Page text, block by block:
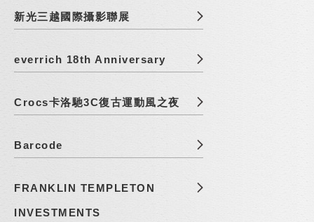
新光三越國際攝影聯展
everrich 18th Anniversary
Crocs卡洛馳3C復古運動風之夜
Barcode
FRANKLIN TEMPLETON
INVESTMENTS